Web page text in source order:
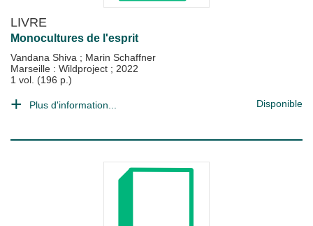
LIVRE
Monocultures de l'esprit
Vandana Shiva ; Marin Schaffner
Marseille : Wildproject ; 2022
1 vol. (196 p.)
Plus d'information... Disponible